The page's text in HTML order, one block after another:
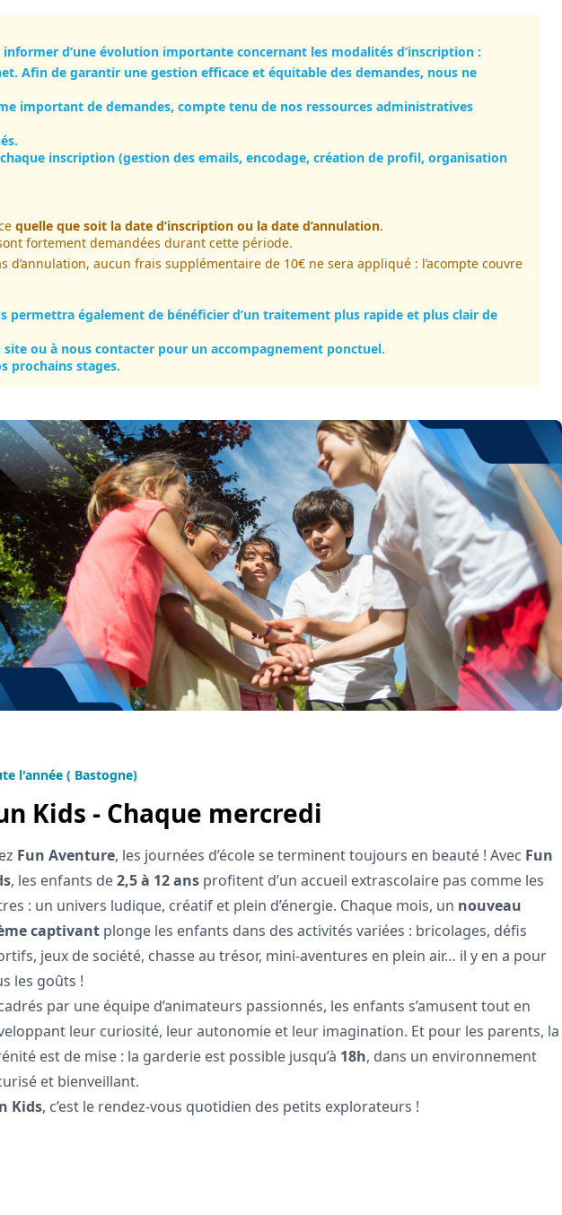
d’une évolution importante concernant les modalités d’inscription :
Afin de garantir une gestion efficace et équitable des demandes, nous ne
important de demandes, compte tenu de nos ressources administratives
inscription (gestion des emails, encodage, création de profil, organisation
quelle que soit la date d’inscription ou la date d’annulation.
fortement demandées durant cette période.
d’annulation, aucun frais supplémentaire de 10€ ne sera appliqué : l’acompte couvre
également de bénéficier d’un traitement plus rapide et plus clair de
ou à nous contacter pour un accompagnement ponctuel.
prochains stages.
l'année ( Bastogne)
Kids - Chaque mercredi
Fun Aventure, les journées d’école se terminent toujours en beauté ! Avec Fun
, les enfants de2,5 à 12 ans profitent d’un accueil extrascolaire pas comme les
: un univers ludique, créatif et plein d’énergie. Chaque mois, un nouveau
captivant plonge les enfants dans des activités variées : bricolages, défis
jeux de société, chasse au trésor, mini-aventures en plein air… il y en a pour
les goûts !
par une équipe d’animateurs passionnés, les enfants s’amusent tout en
leur curiosité, leur autonomie et leur imagination. Et pour les parents, la
est de mise : la garderie est possible jusqu’à 18h, dans un environnement
et bienveillant.
Kids, c’est le rendez-vous quotidien des petits explorateurs !